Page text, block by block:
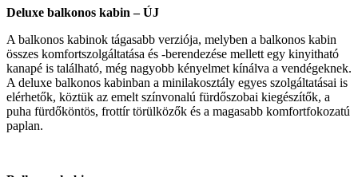
Deluxe balkonos kabin – ÚJ
A balkonos kabinok tágasabb verziója, melyben a balkonos kabin
összes komfortszolgáltatása és -berendezése mellett egy kinyitható
kanapé is található, még nagyobb kényelmet kínálva a vendégeknek.
A deluxe balkonos kabinban a minilakosztály egyes szolgáltatásai is
elérhetők, köztük az emelt színvonalú fürdőszobai kiegészítők, a
puha fürdőköntös, frottír törülközők és a magasabb komfortfokozatú
paplan.